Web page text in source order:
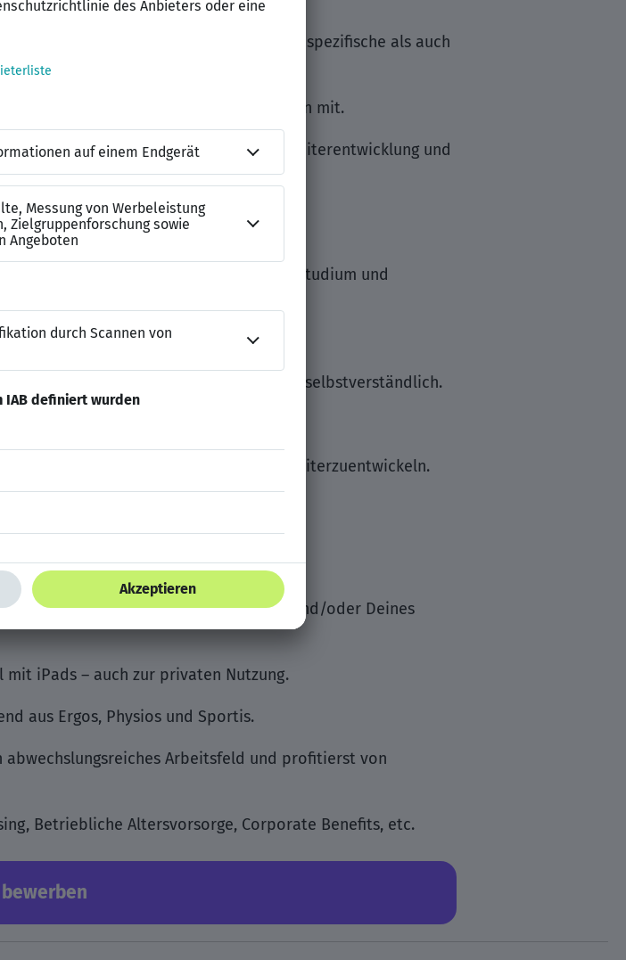
von Patienten, sowohl fachlich spezifische als auch
von modernen Therapiekonzepten mit.
Team fachlich und sorgst für die Weiterentwicklung und
Ausbildung oder ein abgeschlossenes Studium und
und sicheres Auftreten sind für Dich selbstverständlich.
zu führen.
Team therapeutisch zu führen und weiterzuentwickeln.
Deiner Fortbildungen zu 100% und/oder Deines
iPads – auch zur privaten Nutzung.
aus Ergos, Physios und Sportis.
abwechslungsreiches Arbeitsfeld und profitierst von
Betriebliche Altersvorsorge, Corporate Benefits, etc.